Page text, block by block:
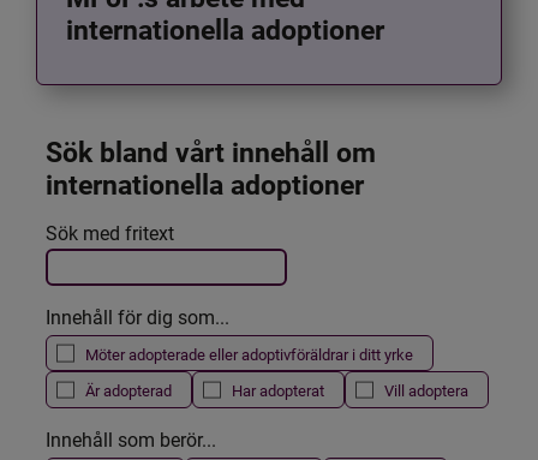
internationella adoptioner
Sök bland vårt innehåll om
internationella adoptioner
Filtrera resultatet
Det här formuläret postas automatiskt
Sök med fritext
Innehåll för dig som...
Möter adopterade eller adoptivföräldrar i ditt yrke
Är adopterad
Har adopterat Vill adoptera
Innehåll som berör...